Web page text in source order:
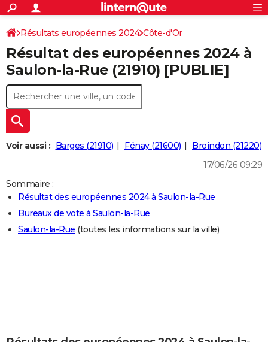
ACTUALITÉS
Politique
Société
Faits Divers
Education
Monde
Villes
+
SPORT
Coupe du monde 2026
Football
Tennis
Cyclisme
Rugby
Forum
CULTURE
Programme TV
TNT
Streaming
Cinéma
Sorties cinéma
Musique
+
FINANCE
Retraite
Impôts
Epargne
Immobilier
Risques naturels par ville
Banque
Assurance
Crédit
AUTO
Essais
Réserver un essai
Citadines
Berlines
SUV
Forum auto
+
HIGH-TECH
Forum
Aménagement intérieur
Extérieur
Cuisine
Salle de bains
Jardinage
Rangement
+WEEK-END
LIFESTYLE
Art de vivre
Bien-être
Loisirs
Mode
Modes de vie
SANTE
S'inscrire
Connexion
Résultats européennes 2024 Côte-d'Or
Résultat des européennes 2024 à
Saulon-la-Rue (21910) [PUBLIE]
Voir aussi : Barges (21910) Fénay (21600)
Broindon (21220)
17/06/26 09:29
Sommaire :
Résultat des européennes 2024 à Saulon-la-Rue
Bureaux de vote à Saulon-la-Rue
Saulon-la-Rue (toutes les informations sur la ville)